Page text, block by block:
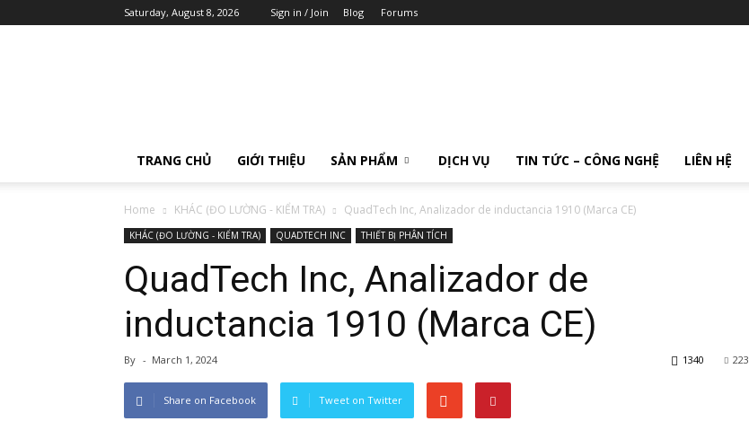
Saturday, August 8, 2026 Sign in / Join Blog Forums
TRANG CHỦ GIỚI THIỆU SẢN PHẨM DỊCH VỤ TIN TỨC – CÔNG NGHỆ LIÊN HỆ
Home KHÁC (ĐO LƯỜNG - KIỂM TRA) QuadTech Inc, Analizador de inductancia 1910 (Marca CE)
KHÁC (ĐO LƯỜNG - KIỂM TRA) QUADTECH INC THIẾT BỊ PHÂN TÍCH
QuadTech Inc, Analizador de
inductancia 1910 (Marca CE)
By - March 1, 2024 223
1340
Share on Facebook Tweet on Twitter